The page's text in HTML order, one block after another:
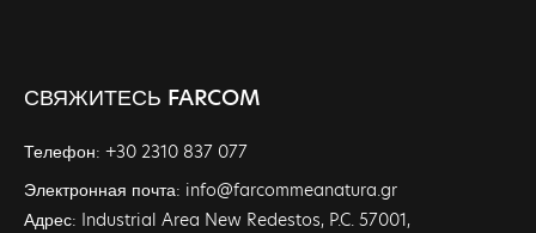
СВЯЖИТЕСЬ FARCOM
Телефон: +30 2310 837 077
Электронная почта: info@farcommeanatura.gr
Адрес: Industrial Area New Redestos, P.C. 57001,